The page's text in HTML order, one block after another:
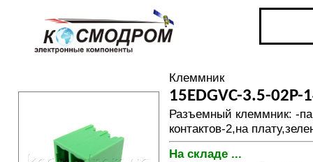
Клеммник
15EDGVC-3.5-02P-
Разъемный клеммник: -
контактов-2,на
На складе ...